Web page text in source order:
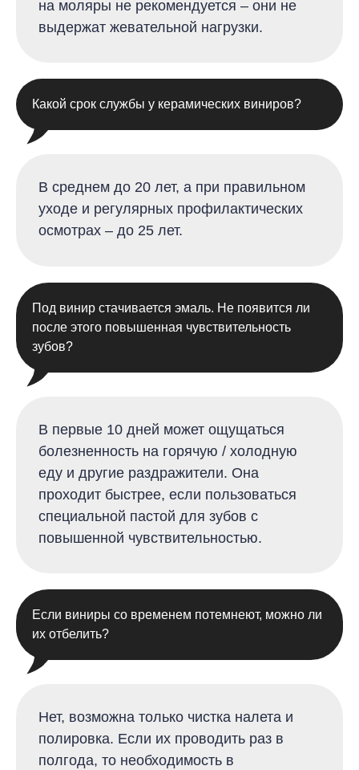
на моляры не рекомендуется – они не
выдержат жевательной нагрузки.
Какой срок службы у керамических виниров?
В среднем до 20 лет, а при правильном
уходе и регулярных профилактических
осмотрах – до 25 лет.
Под винир стачивается эмаль. Не появится ли
после этого повышенная чувствительность
зубов?
В первые 10 дней может ощущаться
болезненность на горячую / холодную
еду и другие раздражители. Она
проходит быстрее, если пользоваться
специальной пастой для зубов с
повышенной чувствительностью.
Если виниры со временем потемнеют, можно ли
их отбелить?
Нет, возможна только чистка налета и
полировка. Если их проводить раз в
полгода, то необходимость в